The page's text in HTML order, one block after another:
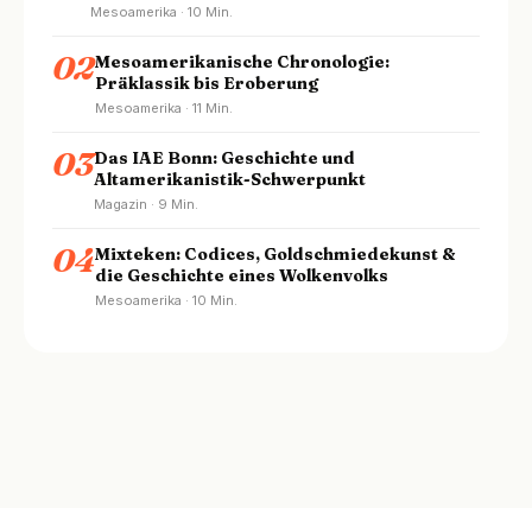
Mesoamerika · 10 Min.
02Mesoamerikanische Chronologie:
Präklassik bis Eroberung
Mesoamerika · 11 Min.
03Das IAE Bonn: Geschichte und
Altamerikanistik-Schwerpunkt
Magazin · 9 Min.
04Mixteken: Codices, Goldschmiedekunst &
die Geschichte eines Wolkenvolks
Mesoamerika · 10 Min.